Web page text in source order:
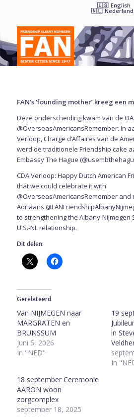
English
FAN’s ‘founding mother’ kreeg een
Deze onderscheiding kwam van de
@OverseasAmericansRemember. In
Verloop, Charge d’Affaires van de
werd de traditionele Friendship cake
Embassy The Hague
CDA Verloop: Happy Dutch American
that we could celebrate it with
@OverseasAmericansRemember and
Adriaans
to strengthening the Albany-Nijmegen
U.S.-NL relationship.
Dit delen:
Gerelateerd
Van NIJMEGEN naar
MARGRATEN en
BRUNSSUM
juni 5, 2026
In "NED"
19
in
In
18 september Ceremonie
AARON woon
zorgcomplex
september 18, 2025